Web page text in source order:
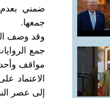
ضمني بعدم
جمعها.
وقد وصف
جمع
مواقف
الاعتماد
إلى عصر